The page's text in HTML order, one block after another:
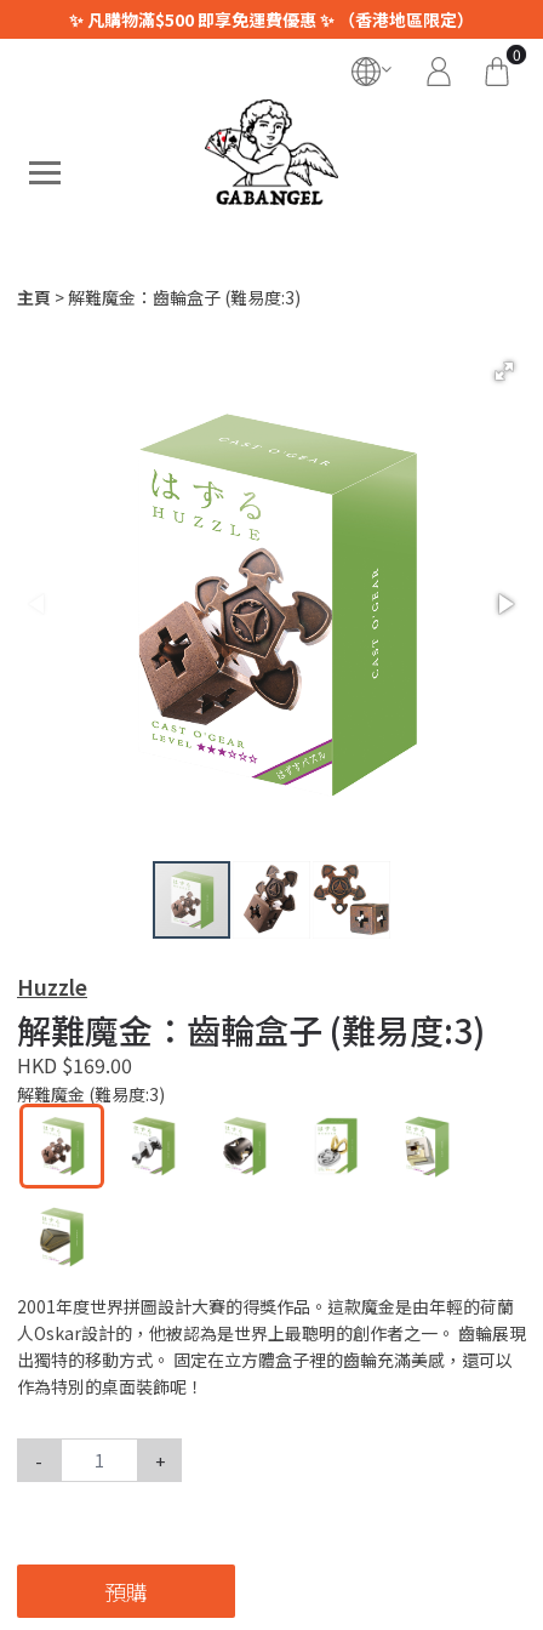
✨ 凡購物滿$500 即享免運費優惠 ✨ （香港地區限定）
0
主頁 解難魔金：齒輪盒子 (難易度:3)
Huzzle
解難魔金：齒輪盒子 (難易度:3)
HKD $169.00
解難魔金 (難易度:3)
2001年度世界拼圖設計大賽的得獎作品。這款魔金是由年輕的荷蘭
人Oskar設計的，他被認為是世界上最聰明的創作者之一。 齒輪展現
出獨特的移動方式。 固定在立方體盒子裡的齒輪充滿美感，還可以
作為特別的桌面裝飾呢！
- +
預購